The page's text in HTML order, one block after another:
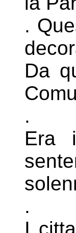
.
Da
.
Era
.
I